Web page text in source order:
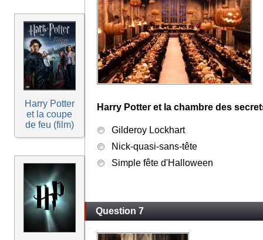
Harry Potter
et la coupe
de feu (film)
Harry Potter et la chambre des
Gilderoy Lockhart
Nick-quasi-sans-tête
Simple fête d'Halloween
Question 7